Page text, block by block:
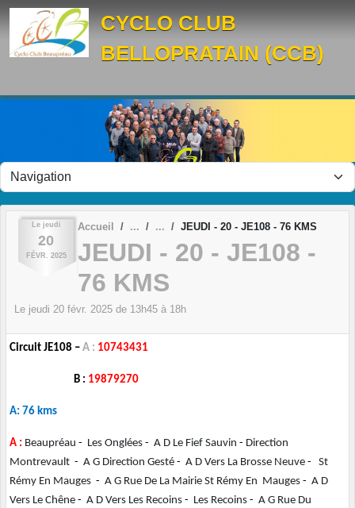
CYCLO CLUB
BELLOPRATAIN (CCB)
Le jeudi
20
FÉVR. 2025
Accueil JEUDI - 20 - JE108 - 76 KMS
JEUDI - 20 - JE108 -
76 KMS
Le jeudi 20 févr. 2025 de 13h45 à 18h
Circuit JE108 – A : 10743431
B : 19879270
A: 76 kms
A : Beaupréau - Les Onglées - A D Le Fief Sauvin - Direction
Montrevault - A G Direction Gesté - A D Vers La Brosse Neuve - St
Rémy En Mauges - A G Rue De La Mairie St Rémy En Mauges - A D
Vers Le Chêne - A D Vers Les Recoins - Les Recoins - A G Rue Du
Panneau de gestion des cookies